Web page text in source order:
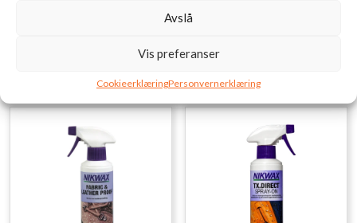
Avslå
Vis preferanser
CookieerklæringPersonvernerklæring